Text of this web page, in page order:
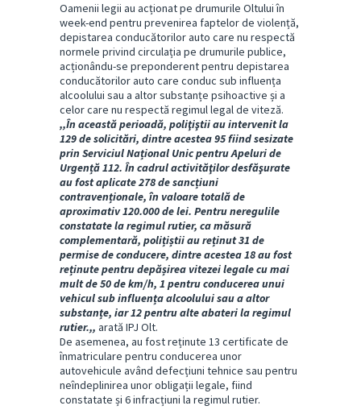
Oamenii legii au acționat pe drumurile Oltului în
week-end pentru prevenirea faptelor de violență,
depistarea conducătorilor auto care nu respectă
normele privind circulația pe drumurile publice,
acționându-se preponderent pentru depistarea
conducătorilor auto care conduc sub influența
alcoolului sau a altor substanțe psihoactive și a
celor care nu respectă regimul legal de viteză.
,,În această perioadă, poliţiştii au intervenit la
129 de solicitări, dintre acestea 95 fiind sesizate
prin Serviciul Național Unic pentru Apeluri de
Urgență 112. În cadrul activităţilor desfăşurate
au fost aplicate 278 de sancțiuni
contravenționale, în valoare totală de
aproximativ 120.000 de lei. Pentru neregulile
constatate la regimul rutier, ca măsură
complementară, polițiștii au reținut 31 de
permise de conducere, dintre acestea 18 au fost
reținute pentru depășirea vitezei legale cu mai
mult de 50 de km/h, 1 pentru conducerea unui
vehicul sub influența alcoolului sau a altor
substanțe, iar 12 pentru alte abateri la regimul
rutier.,, arată IPJ Olt.
De asemenea, au fost reținute 13 certificate de
înmatriculare pentru conducerea unor
autovehicule având defecțiuni tehnice sau pentru
neîndeplinirea unor obligații legale, fiind
constatate și 6 infracțiuni la regimul rutier.